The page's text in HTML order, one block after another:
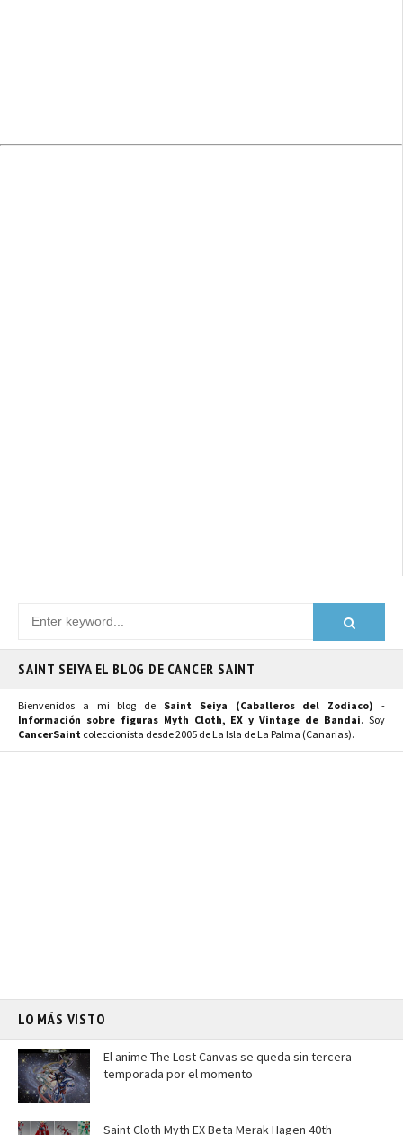
SAINT SEIYA EL BLOG DE CANCER SAINT
Bienvenidos a mi blog de Saint Seiya (Caballeros del Zodiaco) -
Información sobre figuras Myth Cloth, EX y Vintage de Bandai. Soy
CancerSaint coleccionista desde 2005 de La Isla de La Palma (Canarias).
LO MÁS VISTO
El anime The Lost Canvas se queda sin tercera
temporada por el momento
Saint Cloth Myth EX Beta Merak Hagen 40th